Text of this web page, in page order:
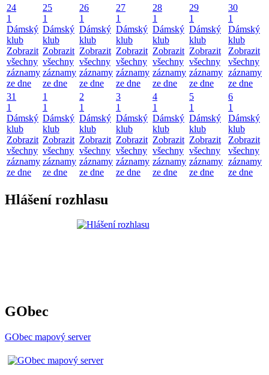
24
1
Dámský
klub
Zobrazit
všechny
záznamy
ze dne
25
1
Dámský
klub
Zobrazit
všechny
záznamy
ze dne
26
1
Dámský
klub
Zobrazit
všechny
záznamy
ze dne
27
1
Dámský
klub
Zobrazit
všechny
záznamy
ze dne
28
1
Dámský
klub
Zobrazit
všechny
záznamy
ze dne
29
1
Dámský
klub
Zobrazit
všechny
záznamy
ze dne
30
1
Dámský
klub
Zobrazit
všechny
záznamy
ze dne
31
1
Dámský
klub
Zobrazit
všechny
záznamy
ze dne
1
1
Dámský
klub
Zobrazit
všechny
záznamy
ze dne
2
1
Dámský
klub
Zobrazit
všechny
záznamy
ze dne
3
1
Dámský
klub
Zobrazit
všechny
záznamy
ze dne
4
1
Dámský
klub
Zobrazit
všechny
záznamy
ze dne
5
1
Dámský
klub
Zobrazit
všechny
záznamy
ze dne
6
1
Dámský
klub
Zobrazit
všechny
záznamy
ze dne
Hlášení rozhlasu
GObec
GObec mapový server